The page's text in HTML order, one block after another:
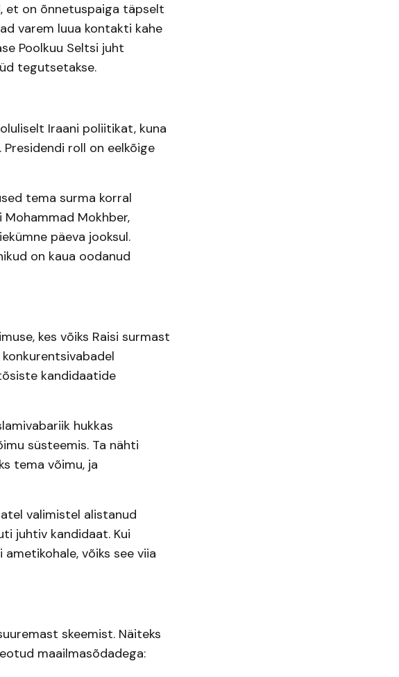
et on õnnetuspaiga täpselt
varem luua kontakti kahe
Poolkuu Seltsi juht
tegutsetakse.
Iraani poliitikat, kuna
roll on eelkõige
tema surma korral
Mokhber,
päeva jooksul.
on kaua oodanud
kes võiks Raisi surmast
kandidaatide
hukkas
süsteemis. Ta nähti
tema võimu, ja
valimistel alistanud
juhtiv kandidaat. Kui
võiks see viia
skeemist. Näiteks
maailmasõdadega: